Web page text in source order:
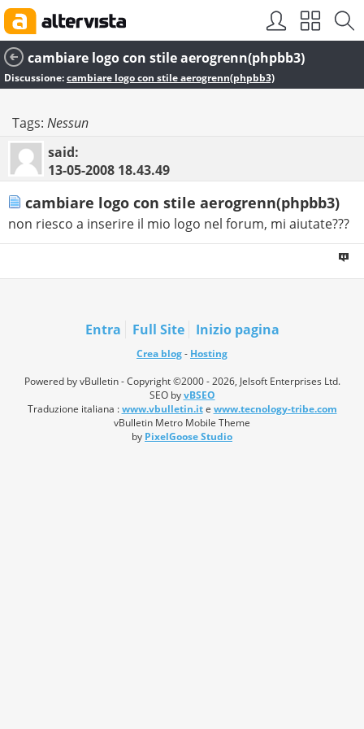
cambiare logo con stile aerogrenn(phpbb3)
Discussione:cambiare logo con stile aerogrenn(phpbb3)
Tags: Nessun
said:
13-05-2008 18.43.49
cambiare logo con stile aerogrenn(phpbb3)
non riesco a inserire il mio logo nel forum, mi aiutate???
Entra Full Site Inizio pagina
Crea blog- Hosting
Powered by vBulletin - Copyright ©2000 - 2026, Jelsoft Enterprises Ltd.
SEO byvBSEO
Traduzione italiana :www.vbulletin.ite www.tecnology-tribe.com
vBulletin Metro Mobile Theme
by PixelGoose Studio